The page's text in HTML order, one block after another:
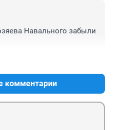
Навального забыли
комментарии